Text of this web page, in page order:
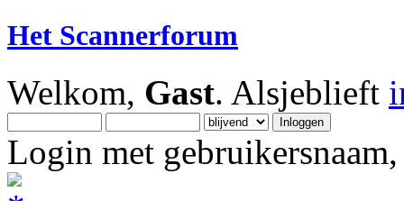
Het Scannerforum
Welkom, Gast. Alsjeblieft
Login met